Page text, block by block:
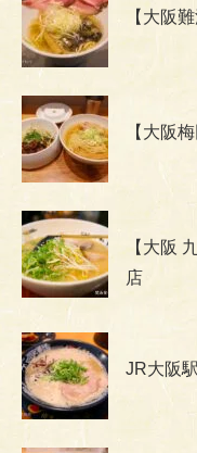
【大阪
【大阪
【大阪
店
JR大阪